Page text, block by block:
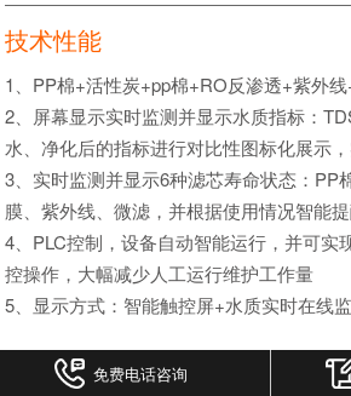
技术性能
1、PP棉+活性炭+pp棉+RO反渗透+紫外线
2、屏幕显示实时监测并显示水质指标：
水、净化后的指标进行对比性图标化展示
3、实时监测并显示6种滤芯寿命状态：PP
膜、紫外线、微滤，并根据使用情况智能
4、PLC控制，设备自动智能运行，并可实
控操作，大幅减少人工运行维护工作量
5、显示方式：智能触控屏+水质实时在线
免费电话咨询